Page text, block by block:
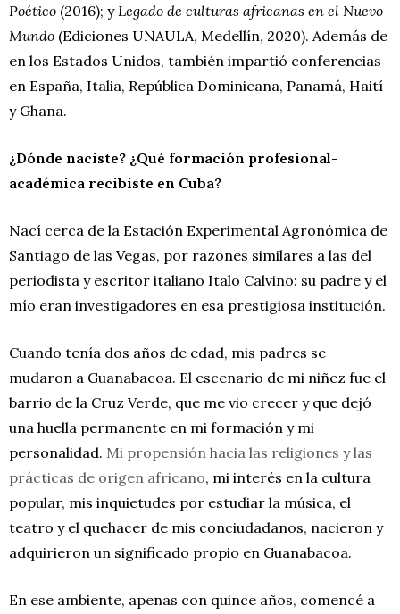
Poético (2016); y Legado de culturas africanas en el Nuevo
Mundo (Ediciones UNAULA, Medellín, 2020). Además de
en los Estados Unidos, también impartió conferencias
en España, Italia, República Dominicana, Panamá, Haití
y Ghana.
¿Dónde naciste? ¿Qué formación profesional-
académica recibiste en Cuba?
Nací cerca de la Estación Experimental Agronómica de
Santiago de las Vegas, por razones similares a las del
periodista y escritor italiano Italo Calvino: su padre y el
mío eran investigadores en esa prestigiosa institución.
Cuando tenía dos años de edad, mis padres se
mudaron a Guanabacoa. El escenario de mi niñez fue el
barrio de la Cruz Verde, que me vio crecer y que dejó
una huella permanente en mi formación y mi
personalidad. Mi propensión hacia las religiones y las
prácticas de origen africano, mi interés en la cultura
popular, mis inquietudes por estudiar la música, el
teatro y el quehacer de mis conciudadanos, nacieron y
adquirieron un significado propio en Guanabacoa.
En ese ambiente, apenas con quince años, comencé a